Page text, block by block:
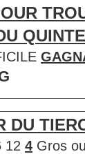
DU
12 4 Gros